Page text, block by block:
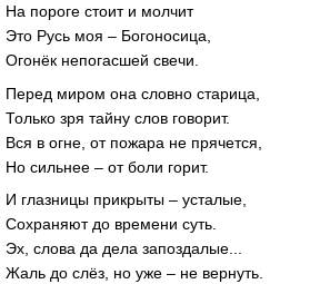
На пороге стоит и молчит
Это Русь моя – Богоносица,
Огонёк непогасшей свечи.
Перед миром она словно старица,
Только зря тайну слов говорит.
Вся в огне, от пожара не прячется,
Но сильнее – от боли горит.
И глазницы прикрыты – усталые,
Сохраняют до времени суть.
Эх, слова да дела запоздалые...
Жаль до слёз, но уже – не вернуть.